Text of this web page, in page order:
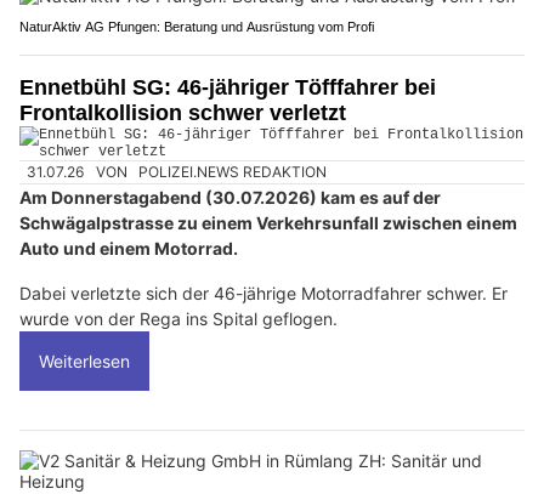
NaturAktiv AG Pfungen: Beratung und Ausrüstung vom Profi
Ennetbühl SG: 46-jähriger Töfffahrer bei
Frontalkollision schwer verletzt
31.07.26 VON POLIZEI.NEWS REDAKTION
Am Donnerstagabend (30.07.2026) kam es auf der
Schwägalpstrasse zu einem Verkehrsunfall zwischen einem
Auto und einem Motorrad.
Dabei verletzte sich der 46-jährige Motorradfahrer schwer. Er
wurde von der Rega ins Spital geflogen.
Weiterlesen